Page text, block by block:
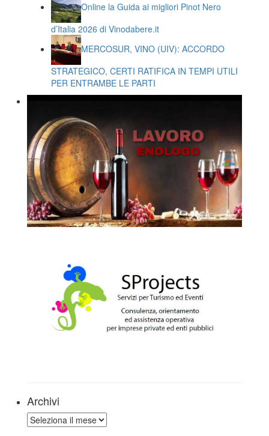
Online la Guida ai migliori Pinot Nero
d’Italia 2026 di Vinodabere.it
MERCOSUR, VINO (UIV): ACCORDO
STRATEGICO, CERTI RATIFICA IN TEMPI UTILI
PER ENTRAMBE LE PARTI
Archivi
Archivi